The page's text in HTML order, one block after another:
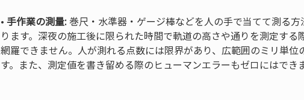
• 手作業の測量: 巻尺・水準器・ゲージ棒などを人の手で当てて測る
ります。深夜の施工後に限られた時間で軌道の高さや通りを測定す
網羅できません。人が測れる点数には限界があり、広範囲のミリ単
す。また、測定値を書き留める際のヒューマンエラーもゼロにはでき